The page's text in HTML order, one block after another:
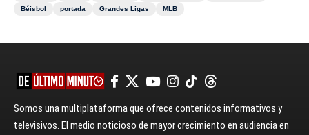
Béisbol
portada Grandes Ligas MLB
Somos una multiplataforma que ofrece contenidos informativos y
televisivos. El medio noticioso de mayor crecimiento en audiencia en